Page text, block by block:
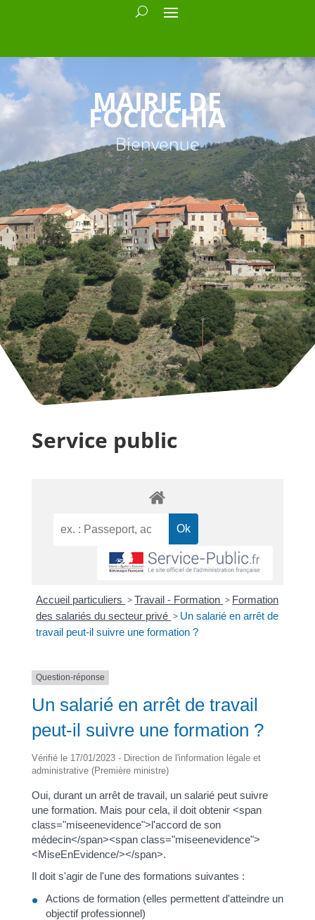
MAIRIE DE
FOCICCHIA
Bienvenue
Service public
Accueil particuliers >Travail - Formation > Formation
des salariés du secteur privé > Un salarié en arrêt de
travail peut-il suivre une formation ?
Question-réponse
Un salarié en arrêt de travail
peut-il suivre une formation ?
Vérifié le 17/01/2023 - Direction de l'information légale et
administrative (Première ministre)
Oui, durant un arrêt de travail, un salarié peut suivre
une formation. Mais pour cela, il doit obtenir <span
class="miseenevidence">l'accord de son
médecin</span><span class="miseenevidence">
<MiseEnEvidence/></span>.
Il doit s'agir de l'une des formations suivantes :
Actions de formation (elles permettent d'atteindre un
objectif professionnel)